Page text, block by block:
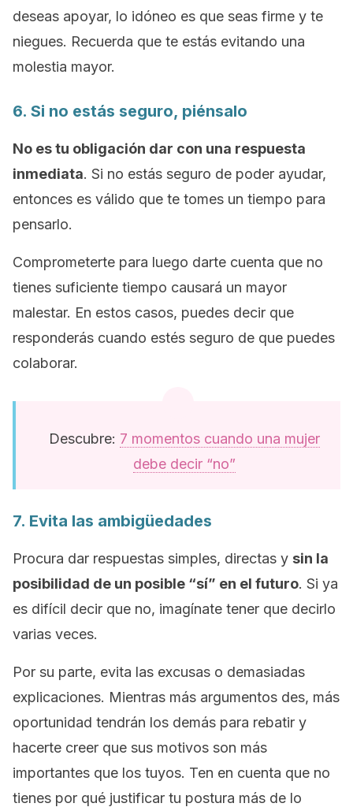
deseas apoyar, lo idóneo es que seas firme y te
niegues. Recuerda que te estás evitando una
molestia mayor.
6. Si no estás seguro, piénsalo
No es tu obligación dar con una respuesta
inmediata. Si no estás seguro de poder ayudar,
entonces es válido que te tomes un tiempo para
pensarlo.
Comprometerte para luego darte cuenta que no
tienes suficiente tiempo causará un mayor
malestar. En estos casos, puedes decir que
responderás cuando estés seguro de que puedes
colaborar.
Descubre: 7 momentos cuando una mujer
debe decir “no”
7. Evita las ambigüedades
Procura dar respuestas simples, directas y sin la
posibilidad de un posible “sí” en el futuro. Si ya
es difícil decir que no, imagínate tener que decirlo
varias veces.
Por su parte, evita las excusas o demasiadas
explicaciones. Mientras más argumentos des, más
oportunidad tendrán los demás para rebatir y
hacerte creer que sus motivos son más
importantes que los tuyos. Ten en cuenta que no
tienes por qué justificar tu postura más de lo